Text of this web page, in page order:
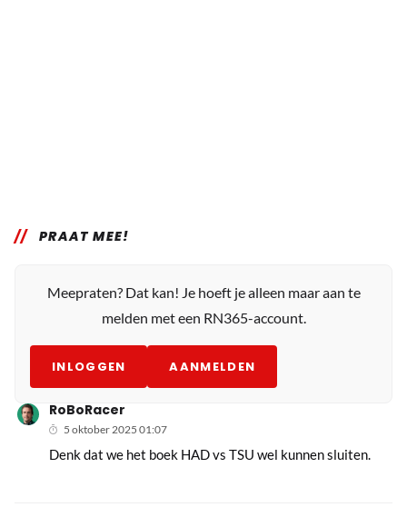
PRAAT MEE!
Meepraten? Dat kan! Je hoeft je alleen maar aan te
melden met een RN365-account.
INLOGGEN AANMELDEN
RoBoRacer
5 oktober 2025 01:07
Denk dat we het boek HAD vs TSU wel kunnen sluiten.